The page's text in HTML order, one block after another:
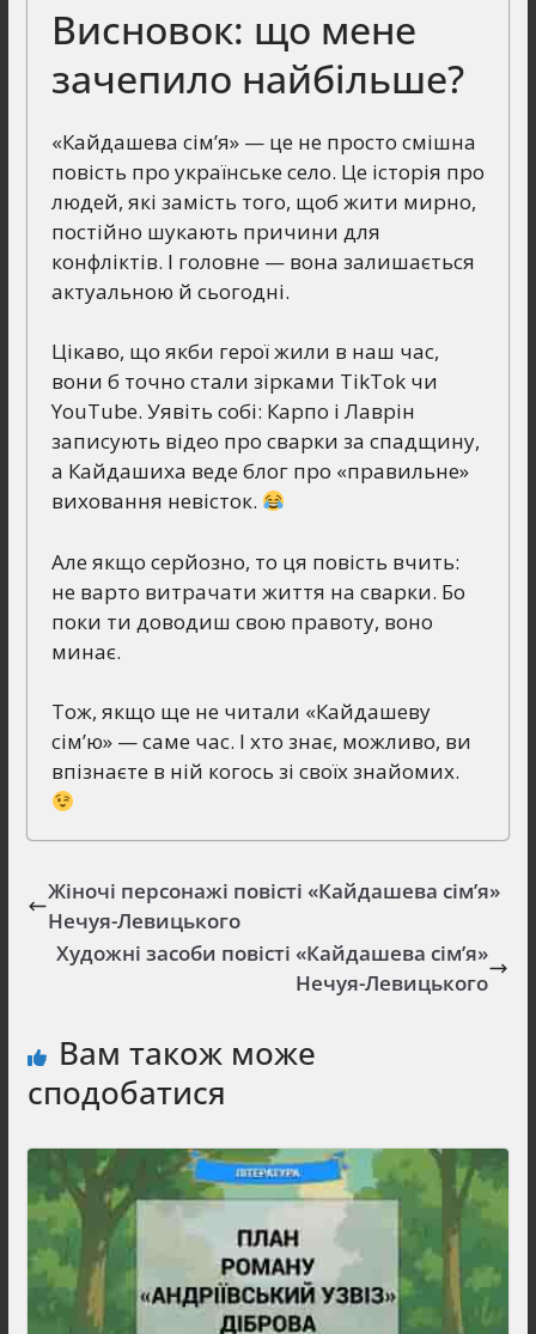
Висновок: що мене
зачепило найбільше?
«Кайдашева сім’я» — це не просто смішна
повість про українське село. Це історія про
людей, які замість того, щоб жити мирно,
постійно шукають причини для
конфліктів. І головне — вона залишається
актуальною й сьогодні.
Цікаво, що якби герої жили в наш час,
вони б точно стали зірками TikTok чи
YouTube. Уявіть собі: Карпо і Лаврін
записують відео про сварки за спадщину,
а Кайдашиха веде блог про «правильне»
виховання невісток.
Але якщо серйозно, то ця повість вчить:
не варто витрачати життя на сварки. Бо
поки ти доводиш свою правоту, воно
минає.
Тож, якщо ще не читали «Кайдашеву
сім’ю» — саме час. І хто знає, можливо, ви
впізнаєте в ній когось зі своїх знайомих.
Жіночі персонажі повісті «Кайдашева сім’я»
Нечуя-Левицького
Художні засоби повісті «Кайдашева сім’я»
Нечуя-Левицького
Вам також може
сподобатися